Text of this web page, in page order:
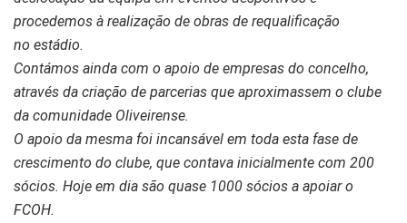
procedemos à realização de obras de requalificação
no estádio.
Contámos ainda com o apoio de empresas do concelho,
através da criação de parcerias que aproximassem o clube
da comunidade Oliveirense.
O apoio da mesma foi incansável em toda esta fase de
crescimento do clube, que contava inicialmente com 200
sócios. Hoje em dia são quase 1000 sócios a apoiar o
FCOH.